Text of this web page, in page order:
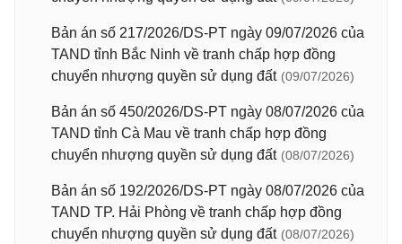
Bản án số 217/2026/DS-PT ngày 09/07/2026 của
TAND tỉnh Bắc Ninh về tranh chấp hợp đồng
chuyển nhượng quyền sử dụng đất (09/07/2026)
Bản án số 450/2026/DS-PT ngày 08/07/2026 của
TAND tỉnh Cà Mau về tranh chấp hợp đồng
chuyển nhượng quyền sử dụng đất (08/07/2026)
Bản án số 192/2026/DS-PT ngày 08/07/2026 của
TAND TP. Hải Phòng về tranh chấp hợp đồng
chuyển nhượng quyền sử dụng đất (08/07/2026)